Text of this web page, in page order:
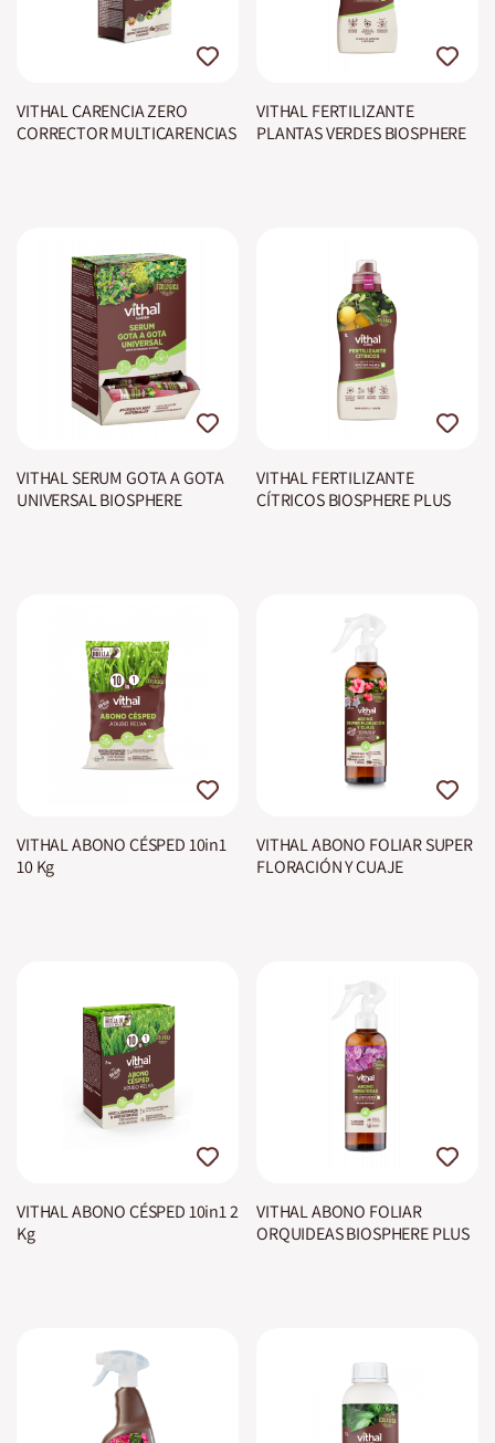
VITHAL CARENCIA ZERO
CORRECTOR MULTICARENCIAS
VITHAL FERTILIZANTE
PLANTAS VERDES BIOSPHERE
VITHAL SERUM GOTA A GOTA
UNIVERSAL BIOSPHERE
VITHAL FERTILIZANTE
CÍTRICOS BIOSPHERE PLUS
VITHAL ABONO CÉSPED 10in1
10 Kg
VITHAL ABONO FOLIAR SUPER
FLORACIÓN Y CUAJE
VITHAL ABONO CÉSPED 10in1 2
Kg
VITHAL ABONO FOLIAR
ORQUIDEAS BIOSPHERE PLUS